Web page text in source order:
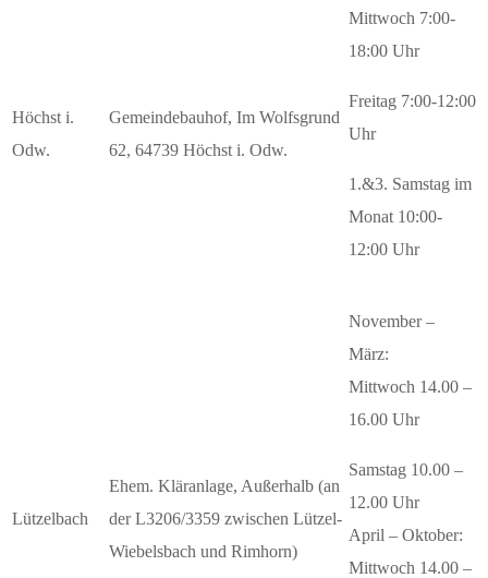
Höchst i.
Odw.
Gemeindebauhof, Im Wolfsgrund
62, 64739 Höchst i. Odw.
Mittwoch 7:00-
18:00 Uhr
Freitag 7:00-12:00
Uhr
1.&3. Samstag im
Monat 10:00-
12:00 Uhr
Lützelbach
Ehem. Kläranlage, Außerhalb (an
der L3206/3359 zwischen Lützel-
Wiebelsbach und Rimhorn)
November –
März:
Mittwoch 14.00 –
16.00 Uhr
Samstag 10.00 –
12.00 Uhr
April – Oktober:
Mittwoch 14.00 –